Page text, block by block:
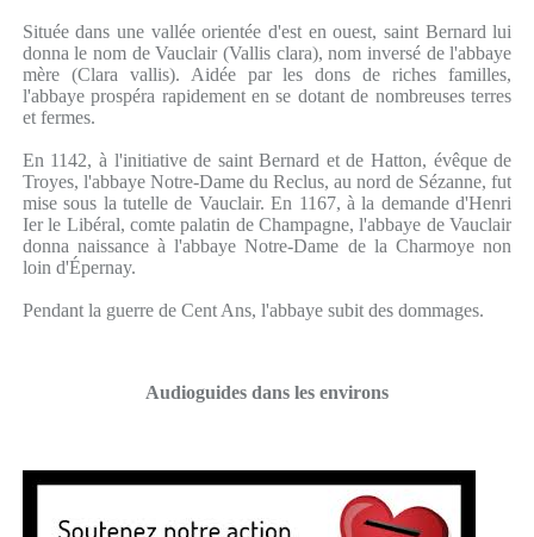
Située dans une vallée orientée d'est en ouest, saint Bernard lui
donna le nom de Vauclair (Vallis clara), nom inversé de l'abbaye
mère (Clara vallis). Aidée par les dons de riches familles,
l'abbaye prospéra rapidement en se dotant de nombreuses terres
et fermes.
En 1142, à l'initiative de saint Bernard et de Hatton, évêque de
Troyes, l'abbaye Notre-Dame du Reclus, au nord de Sézanne, fut
mise sous la tutelle de Vauclair. En 1167, à la demande d'Henri
Ier le Libéral, comte palatin de Champagne, l'abbaye de Vauclair
donna naissance à l'abbaye Notre-Dame de la Charmoye non
loin d'Épernay.
Pendant la guerre de Cent Ans, l'abbaye subit des dommages.
Audioguides dans les environs